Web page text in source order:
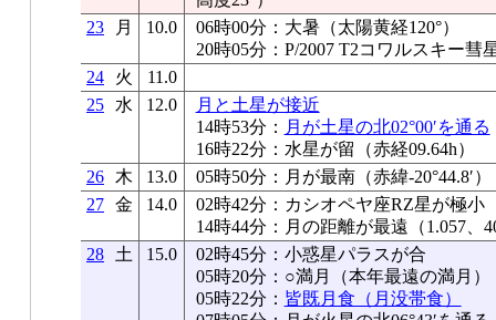
23
月 10.0
06時00分：大暑（太陽黄経120°）
20時05分：P/2007 T2コワルスキー彗
24
火
11.0
25
水 12.0
月と土星が接近
14時53分： 月が土星の北02°00′を通る
16時22分：水星が留（赤経09.64h）
26
木 13.0
05時50分：月が最南（赤緯-20°44.8′）
27 金 14.0
02時42分：カシオペヤ座RZ星が極小
14時44分：月の距離が最遠（1.057、
28
土 15.0
02時45分：小惑星パラスが合
05時20分：○満月（本年最遠の満月）
05時22分： 皆既月食（月没帯食）